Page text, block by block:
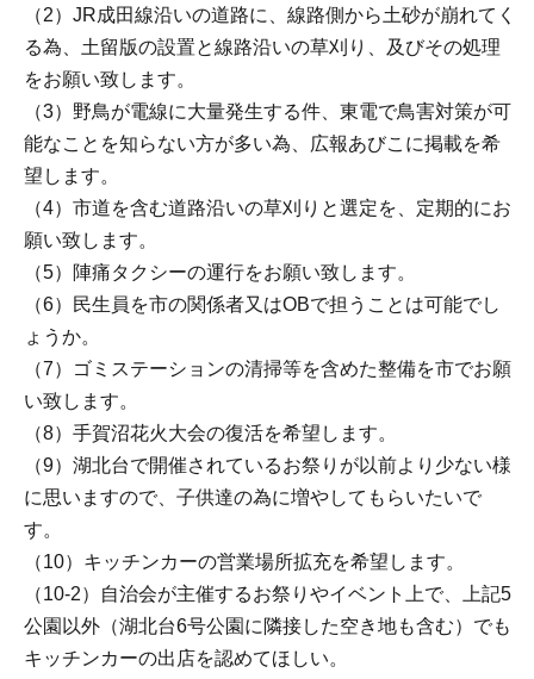
（2）JR成田線沿いの道路に、線路側から土砂が崩れてく
る為、土留版の設置と線路沿いの草刈り、及びその処理
をお願い致します。
（3）野鳥が電線に大量発生する件、東電で鳥害対策が可
能なことを知らない方が多い為、広報あびこに掲載を希
望します。
（4）市道を含む道路沿いの草刈りと選定を、定期的にお
願い致します。
（5）陣痛タクシーの運行をお願い致します。
（6）民生員を市の関係者又はOBで担うことは可能でし
ょうか。
（7）ゴミステーションの清掃等を含めた整備を市でお願
い致します。
（8）手賀沼花火大会の復活を希望します。
（9）湖北台で開催されているお祭りが以前より少ない様
に思いますので、子供達の為に増やしてもらいたいで
す。
（10）キッチンカーの営業場所拡充を希望します。
（10-2）自治会が主催するお祭りやイベント上で、上記5
公園以外（湖北台6号公園に隣接した空き地も含む）でも
キッチンカーの出店を認めてほしい。